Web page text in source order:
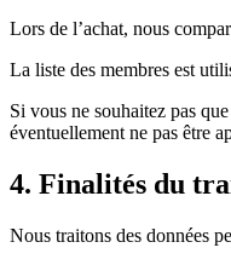
Lors de l’achat, nous
La liste des membres est
Si vous ne souhaitez pas
éventuellement ne pas être
4. Finalités du
Nous traitons des données